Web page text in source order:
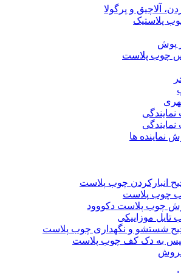
آلاچیق و پرگولا
پلاستیک
پوش
چوب پلاست
نماینده ها
انبارکردن چوب پلاست
چوب پلاست
چوب پلاست دکووود
موزاییکی
شستشو و نگهداری چوب پلاست
به دک کف چوب پلاست